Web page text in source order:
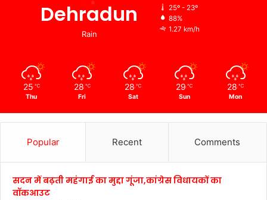
Dehradun
Rain
25º - 23º
88%
1.27 km/h
25 ℃
Thu
28 ℃
Fri
28 ℃
Sat
29 ℃
Sun
28 ℃
Mon
Popular Recent Comments
सदन में बढ़ती महंगाई का मुद्दा गूंजा,कांग्रेस विधायकों का
वॉकआउट